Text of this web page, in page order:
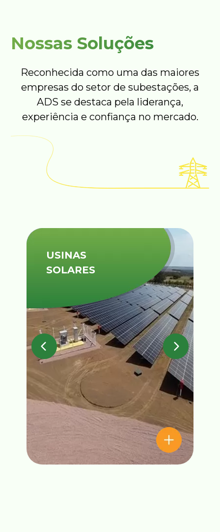
Nossas Soluções
Reconhecida como uma das maiores
empresas do setor de subestações, a
ADS se destaca pela liderança,
experiência e confiança no mercado.
USINAS
SOLARES